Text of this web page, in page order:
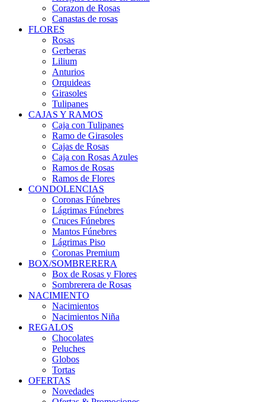
Corazon de Rosas
Canastas de rosas
FLORES
Rosas
Gerberas
Lilium
Anturios
Orquideas
Girasoles
Tulipanes
CAJAS Y RAMOS
Caja con Tulipanes
Ramo de Girasoles
Cajas de Rosas
Caja con Rosas Azules
Ramos de Rosas
Ramos de Flores
CONDOLENCIAS
Coronas Fúnebres
Lágrimas Fúnebres
Cruces Fúnebres
Mantos Fúnebres
Lágrimas Piso
Coronas Premium
BOX/SOMBRERERA
Box de Rosas y Flores
Sombrerera de Rosas
NACIMIENTO
Nacimientos
Nacimientos Niña
REGALOS
Chocolates
Peluches
Globos
Tortas
OFERTAS
Novedades